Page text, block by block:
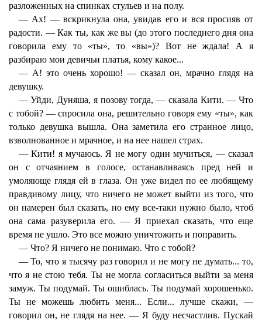
разложенных на спинках стульев и на полу.
— Ах! — вскрикнула она, увидав его и вся просияв от
радости. — Как ты, как же вы (до этого последнего дня она
говорила ему то «ты», то «вы»)? Вот не ждала! А я
разбираю мои девичьи платья, кому какое...
— А! это очень хорошо! — сказал он, мрачно глядя на
девушку.
— Уйди, Дуняша, я позову тогда, — сказала Кити. — Что
с тобой? — спросила она, решительно говоря ему «ты», как
только девушка вышла. Она заметила его странное лицо,
взволнованное и мрачное, и на нее нашел страх.
— Кити! я мучаюсь. Я не могу один мучиться, — сказал
он с отчаянием в голосе, останавливаясь пред ней и
умоляюще глядя ей в глаза. Он уже видел по ее любящему
правдивому лицу, что ничего не может выйти из того, что
он намерен был сказать, но ему все-таки нужно было, чтоб
она сама разуверила его. — Я приехал сказать, что еще
время не ушло. Это все можно уничтожить и поправить.
— Что? Я ничего не понимаю. Что с тобой?
— То, что я тысячу раз говорил и не могу не думать... то,
что я не стою тебя. Ты не могла согласиться выйти за меня
замуж. Ты подумай. Ты ошиблась. Ты подумай хорошенько.
Ты не можешь любить меня... Если... лучше скажи, —
говорил он, не глядя на нее. — Я буду несчастлив. Пускай